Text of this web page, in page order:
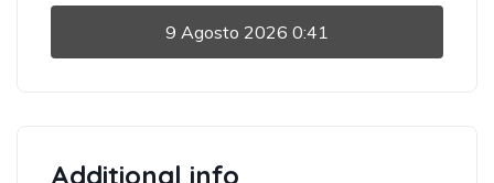
9 Agosto 2026 0:41
Additional info